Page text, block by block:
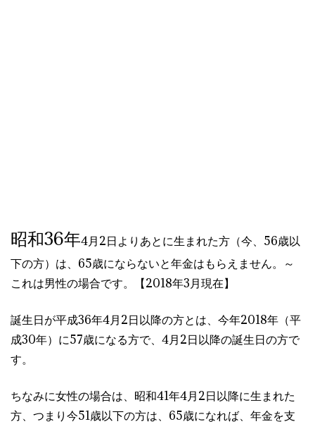
昭和36年4月2日よりあとに生まれた方（今、56歳以
下の方）は、65歳にならないと年金はもらえません。～
これは男性の場合です。【2018年3月現在】
誕生日が平成36年4月2日以降の方とは、今年2018年（平
成30年）に57歳になる方で、4月2日以降の誕生日の方で
す。
ちなみに女性の場合は、昭和41年4月2日以降に生まれた
方、つまり今51歳以下の方は、65歳になれば、年金を支